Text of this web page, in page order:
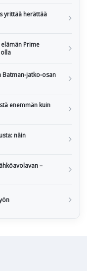
yrittää herättää
Prime
Batman-jatko-osan
enemmän kuin
näin
–